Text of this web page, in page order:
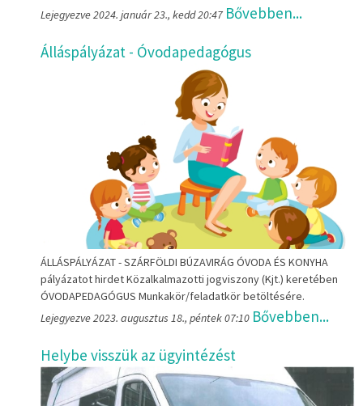
Lejegyezve 2024. január 23., kedd 20:47 Bővebben...
Álláspályázat - Óvodapedagógus
ÁLLÁSPÁLYÁZAT - SZÁRFÖLDI BÚZAVIRÁG ÓVODA ÉS KONYHA
pályázatot hirdet Közalkalmazotti jogviszony (Kjt.) keretében
ÓVODAPEDAGÓGUS Munkakör/feladatkör betöltésére.
Lejegyezve 2023. augusztus 18., péntek 07:10 Bővebben...
Helybe visszük az ügyintézést